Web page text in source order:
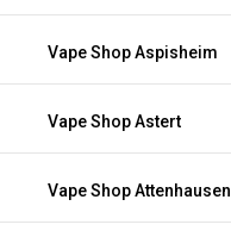
Vape Shop Aspisheim
Vape Shop Astert
Vape Shop Attenhausen